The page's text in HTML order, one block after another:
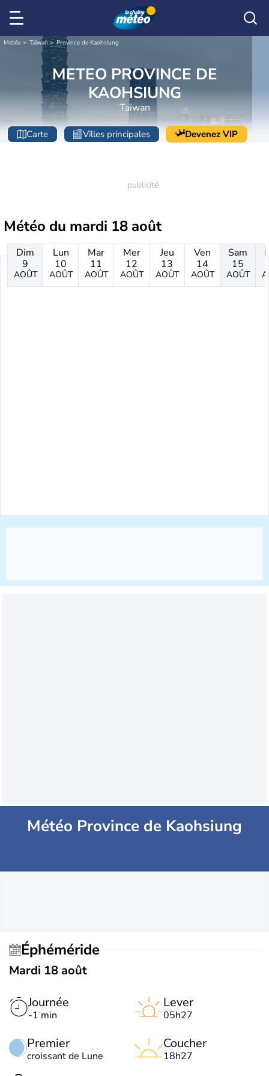
Météo Taïwan Province de Kaohsiung
METEO PROVINCE DE
KAOHSIUNG
Taïwan
Carte Villes principales Devenez VIP
Météo du mardi 18 août
Dim
9
AOÛT
Lun
10
AOÛT
Mar
11
AOÛT
Mer
12
AOÛT
Jeu
13
AOÛT
Ven
14
AOÛT
Sam
15
AOÛT
Météo Province de Kaohsiung
Éphéméride
Mardi 18 août
Journée
-1 min
Premier
croissant de Lune
Lever
05h27
Coucher
18h27